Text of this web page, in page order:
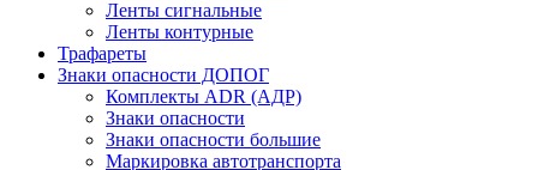
Ленты сигнальные
Ленты контурные
Трафареты
Знаки опасности ДОПОГ
Комплекты ADR (АДР)
Знаки опасности
Знаки опасности большие
Маркировка автотранспорта